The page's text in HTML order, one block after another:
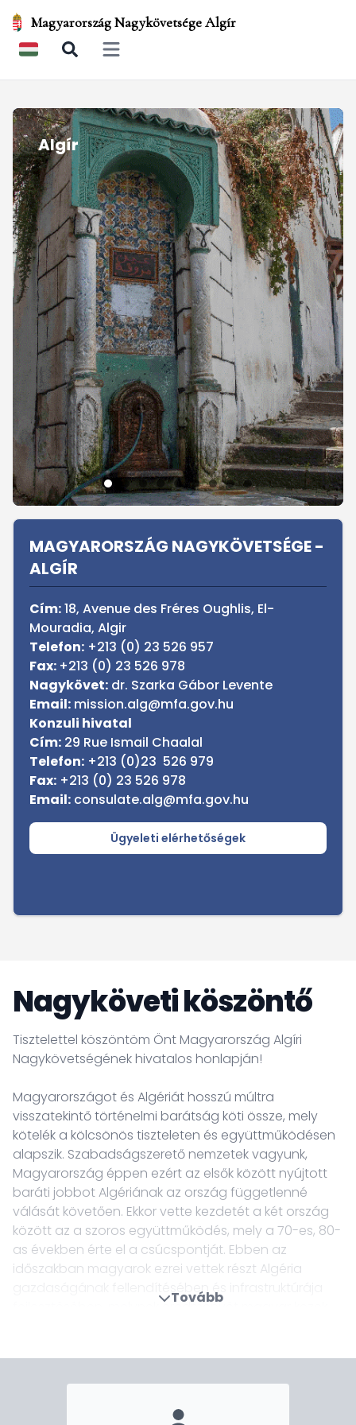
Magyarország Nagykövetsége Algír
Open main menu
Algír
Sidebar
MAGYARORSZÁG NAGYKÖVETSÉGE -
ALGÍR
Cím:18, Avenue des Fréres Oughlis, El-
Mouradia, Algir
Telefon: +213 (0) 23 526 957
Fax: +213 (0) 23 526 978
Nagykövet: dr. Szarka Gábor Levente
Email: mission.alg@mfa.gov.hu
Konzuli hivatal
Cím: 29 Rue Ismail Chaalal
Telefon: +213 (0)23 526 979
Fax: +213 (0) 23 526 978
Email: consulate.alg@mfa.gov.hu
Ügyeleti elérhetőségek
Nagyköveti köszöntő
Tisztelettel köszöntöm Önt Magyarország Algíri
Nagykövetségének hivatalos honlapján!
Magyarországot és Algériát hosszú múltra
visszatekintő történelmi barátság köti össze, mely
kötelék a kölcsönös tiszteleten és együttműködésen
alapszik. Szabadságszerető nemzetek vagyunk,
Magyarország éppen ezért az elsők között nyújtott
baráti jobbot Algériának az ország függetlenné
válását követően. Ekkor vette kezdetét a két ország
között az a szoros együttműködés, mely a 70-es, 80-
as években érte el a csúcspontját. Ebben az
időszakban magyarok ezrei vettek részt Algéria
gazdaságának fellendítésében és infrastruktúrája
fejlesztésében, melynek eredményét magyar kezek
kiemelkedő építészeti alkotás az egykori budapesti
Népstadion pontos másaként magyar tervezésben
Tovább